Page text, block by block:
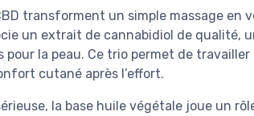
transforment un simple massage en
un extrait de cannabidiol de qualité,
la peau. Ce trio permet de
cutané après l’effort.
la base huile végétale joue un